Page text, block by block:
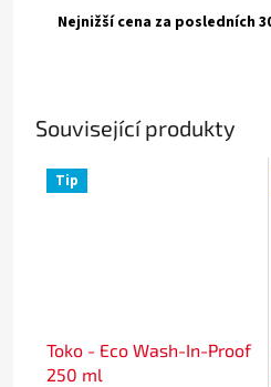
Související produkty
Tip
Toko - Eco Wash-In-Proof
250 ml
Nejnižší cena za posledních